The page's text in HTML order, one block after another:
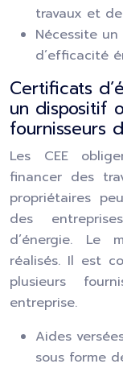
travaux et de
Nécessite
d’efficacité
Certificats
un dispositif
fournisseurs
Les CEE
financer des
propriétaires
des
d’énergie. Le
réalisés. Il est
plusieurs
entreprise.
Aides
sous forme